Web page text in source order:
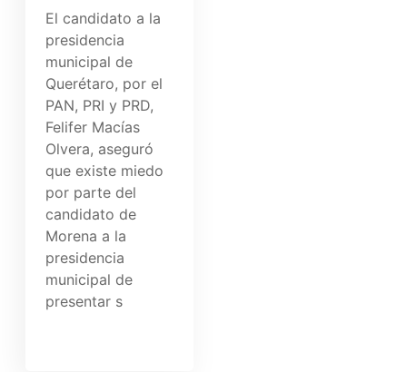
El candidato a la
presidencia
municipal de
Querétaro, por el
PAN, PRI y PRD,
Felifer Macías
Olvera, aseguró
que existe miedo
por parte del
candidato de
Morena a la
presidencia
municipal de
presentar s